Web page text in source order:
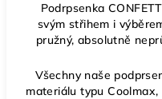
Podrpsenka
svým střihem i
pružný, absolutně
Všechny naše
materiálu typu